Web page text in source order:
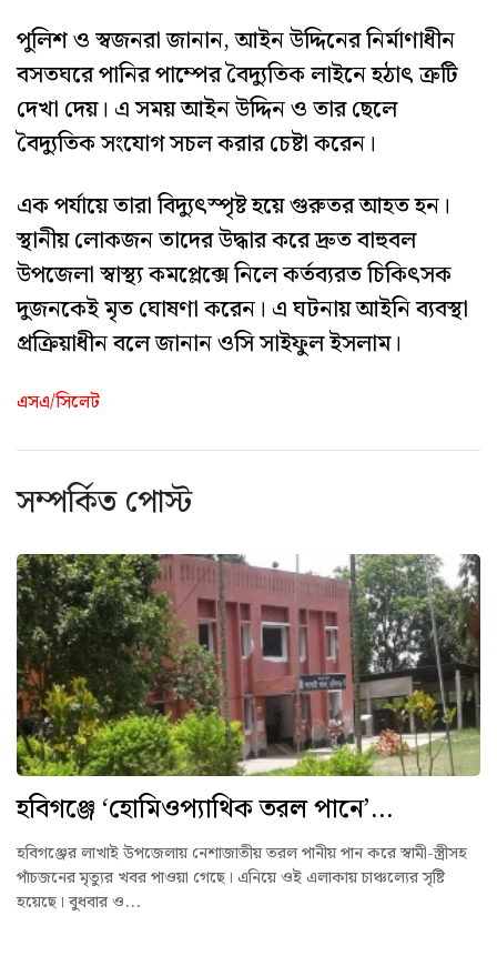
পুলিশ ও স্বজনরা জানান, আইন উদ্দিনের নির্মাণাধীন
বসতঘরে পানির পাম্পের বৈদ্যুতিক লাইনে হঠাৎ ত্রুটি
দেখা দেয়। এ সময় আইন উদ্দিন ও তার ছেলে
বৈদ্যুতিক সংযোগ সচল করার চেষ্টা করেন।
এক পর্যায়ে তারা বিদ্যুৎস্পৃষ্ট হয়ে গুরুতর আহত হন।
স্থানীয় লোকজন তাদের উদ্ধার করে দ্রুত বাহুবল
উপজেলা স্বাস্থ্য কমপ্লেক্সে নিলে কর্তব্যরত চিকিৎসক
দুজনকেই মৃত ঘোষণা করেন। এ ঘটনায় আইনি ব্যবস্থা
প্রক্রিয়াধীন বলে জানান ওসি সাইফুল ইসলাম।
এসএ/সিলেট
সম্পর্কিত পোস্ট
হবিগঞ্জে ‘হোমিওপ্যাথিক তরল পানে’...
হবিগঞ্জের লাখাই উপজেলায় নেশাজাতীয় তরল পানীয় পান করে স্বামী-স্ত্রীসহ
পাঁচজনের মৃত্যুর খবর পাওয়া গেছে। এনিয়ে ওই এলাকায় চাঞ্চল্যের সৃষ্টি
হয়েছে। বুধবার ও...